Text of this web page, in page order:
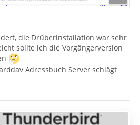
die Drüberinstallation war sehr
sollte ich die Vorgängerversion
Adressbuch Server schlägt